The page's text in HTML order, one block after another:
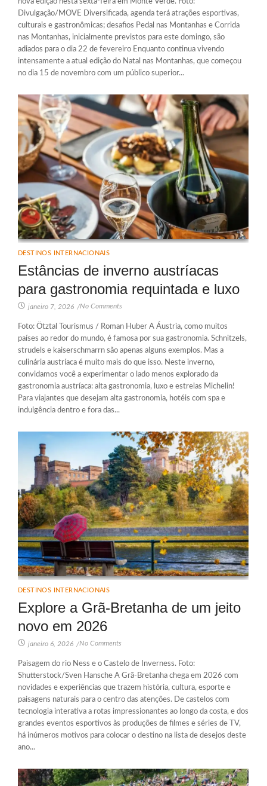
Divulgação/MOVE Diversificada, agenda terá atrações esportivas,
culturais e gastronômicas; desafios Pedal nas Montanhas e Corrida
nas Montanhas, inicialmente previstos para este domingo, são
adiados para o dia 22 de fevereiro Enquanto continua vivendo
intensamente a atual edição do Natal nas Montanhas, que começou
no dia 15 de novembro com um público superior...
DESTINOS INTERNACIONAIS
Estâncias de inverno austríacas
para gastronomia requintada e luxo
janeiro 7, 2026 /No Comments
Foto: Ötztal Tourismus / Roman Huber A Áustria, como muitos
países ao redor do mundo, é famosa por sua gastronomia. Schnitzels,
strudels e kaiserschmarrn são apenas alguns exemplos. Mas a
culinária austríaca é muito mais do que isso. Neste inverno,
convidamos você a experimentar o lado menos explorado da
gastronomia austríaca: alta gastronomia, luxo e estrelas Michelin!
Para viajantes que desejam alta gastronomia, hotéis com spa e
indulgência dentro e fora das...
DESTINOS INTERNACIONAIS
Explore a Grã-Bretanha de um jeito
novo em 2026
janeiro 6, 2026 /No Comments
Paisagem do rio Ness e o Castelo de Inverness. Foto:
Shutterstock/Sven Hansche A Grã-Bretanha chega em 2026 com
novidades e experiências que trazem história, cultura, esporte e
paisagens naturais para o centro das atenções. De castelos com
tecnologia interativa a rotas impressionantes ao longo da costa, e dos
grandes eventos esportivos às produções de filmes e séries de TV,
há inúmeros motivos para colocar o destino na lista de desejos deste
ano...